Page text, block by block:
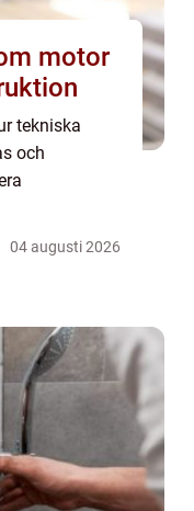
motor
tekniska
och
04 augusti 2026